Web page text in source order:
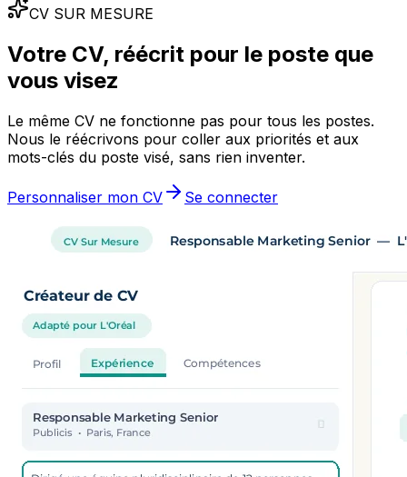
CV SUR MESURE
Votre CV, réécrit pour le poste que
vous visez
Le même CV ne fonctionne pas pour tous les postes.
Nous le réécrivons pour coller aux priorités et aux
mots-clés du poste visé, sans rien inventer.
Personnaliser mon CV Se connecter